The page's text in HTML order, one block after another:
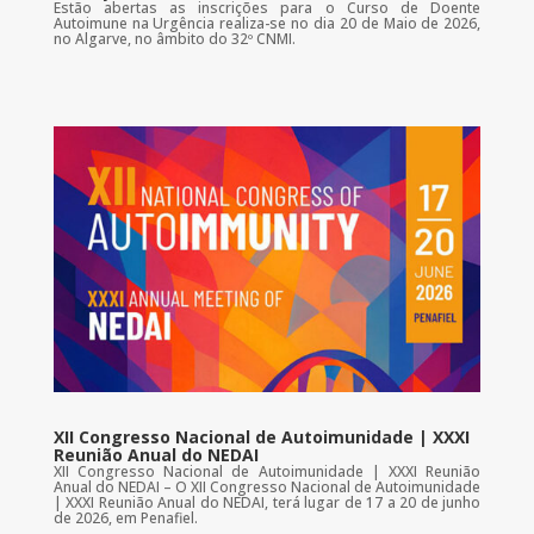
Estão abertas as inscrições para o Curso de Doente
Autoimune na Urgência realiza-se no dia 20 de Maio de 2026,
no Algarve, no âmbito do 32º CNMI.
XII Congresso Nacional de Autoimunidade | XXXI
Reunião Anual do NEDAI
XII Congresso Nacional de Autoimunidade | XXXI Reunião
Anual do NEDAI – O XII Congresso Nacional de Autoimunidade
| XXXI Reunião Anual do NEDAI, terá lugar de 17 a 20 de junho
de 2026, em Penafiel.